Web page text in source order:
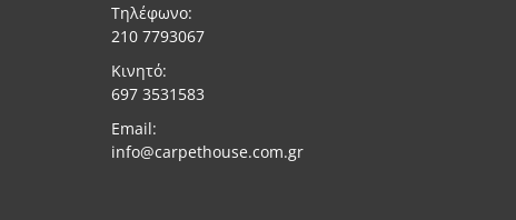
Τηλέφωνο:
210 7793067
Κινητό:
697 3531583
Email:
info@carpethouse.com.gr